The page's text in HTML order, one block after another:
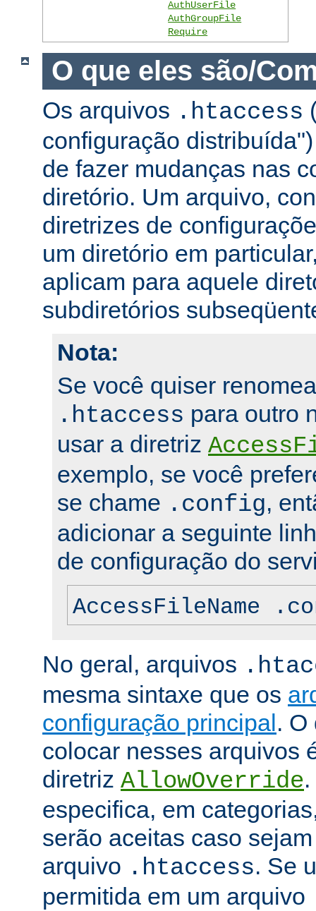
AuthUserFile
AuthGroupFile
Require
O que eles são/
Os arquivos .htaccess
configuração
de fazer mudanças nas
diretório. Um arquivo,
diretrizes de
um diretório em
aplicam para aquele
subdiretórios
Nota:
Se você quiser
.htaccess para outro
usar a diretriz
exemplo, se você
se chame .config,
adicionar a seguinte
de configuração do
AccessFileName
No geral, arquivos
mesma sintaxe que os
configuração principal. O
colocar nesses arquivos
diretriz AllowOverride
especifica, em
serão aceitas caso
arquivo .htaccess. Se
permitida em um arquivo